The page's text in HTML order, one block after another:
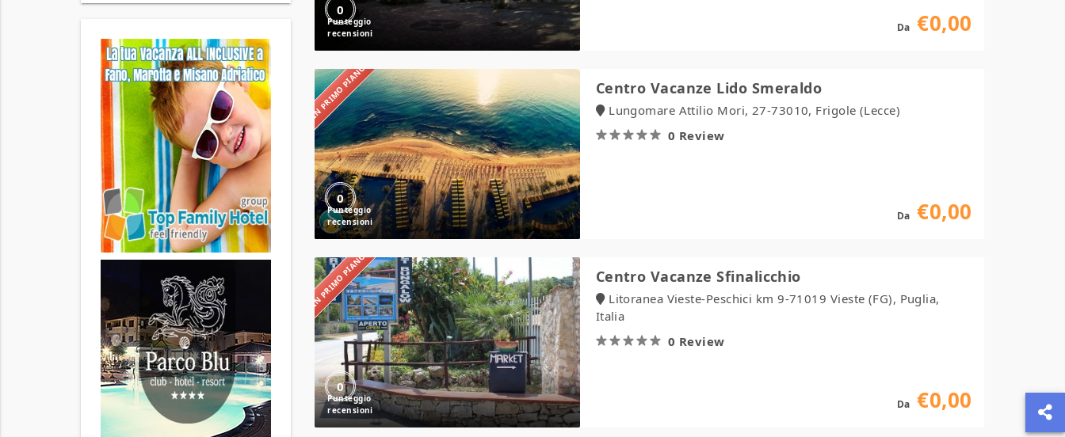
0
Da €0,00
IN PRIMO PIANO
0
Centro
Vacanze
Lido
Smeraldo
Centro Vacanze Lido Smeraldo
Lungomare Attilio Mori, 27-73010, Frigole (Lecce)
0 Review
Da €0,00
IN PRIMO PIANO
0
Centro
Vacanze
Sfinalicchio
Centro Vacanze Sfinalicchio
Litoranea Vieste-Peschici km 9-71019 Vieste (FG), Puglia,
Italia
0 Review
Da €0,00